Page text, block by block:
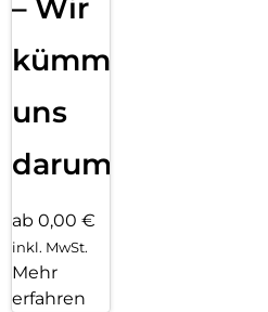
– Wir
kümmern
uns
darum!
ab 0,00 €
inkl. MwSt.
Mehr
erfahren